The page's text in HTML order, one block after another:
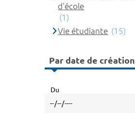
d'école
(1)
Vie étudiante (15)
Par date de création
Du